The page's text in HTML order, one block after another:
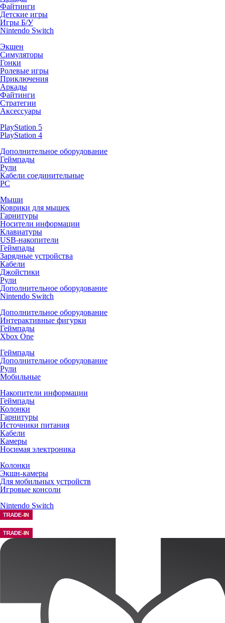
Файтинги
Детские игры
Игры Б/У
Nintendo Switch
Экшен
Симуляторы
Гонки
Ролевые игры
Приключения
Аркады
Файтинги
Стратегии
Аксессуары
PlayStation 5
PlayStation 4
Дополнительное оборудование
Геймпады
Рули
Кабели соединительные
PC
Мыши
Коврики для мышек
Гарнитуры
Носители информации
Клавиатуры
USB-накопители
Геймпады
Зарядные устройства
Кабели
Джойстики
Рули
Дополнительное оборудование
Nintendo Switch
Дополнительное оборудование
Интерактивные фигурки
Геймпады
Xbox One
Геймпады
Дополнительное оборудование
Рули
Мобильные
Накопители информации
Геймпады
Колонки
Гарнитуры
Источники питания
Кабели
Камеры
Носимая электроника
Колонки
Экшн-камеры
Для мобильных устройств
Игровые консоли
Nintendo Switch